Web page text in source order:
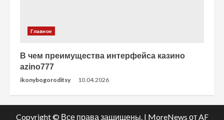
Главное
В чем преимущества интерфейса казино
azino777
ikonybogoroditsy 10.04.2026
Copyright © Все права защищены. | MoreNews от AF